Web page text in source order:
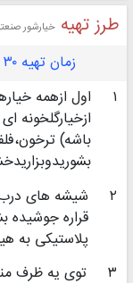
طرز تهیه خیارشور
زمان تهیه ۳۰
۱
اول ازهمه
ازخیارگلخونه
باشه)
۲
شیشه های
قراره
پلاستیکی به
۳
توی یه ظرف